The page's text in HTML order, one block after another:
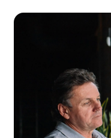
Виріб 1000 х
Виріб 1000 х
Виріб 1000
Виріб 1000
5Виріб 1000 х
Виріб 1000 х
Виріб 1000 х
Виріб 1000 х
Виріб 1000 х
10
Виріб 1000